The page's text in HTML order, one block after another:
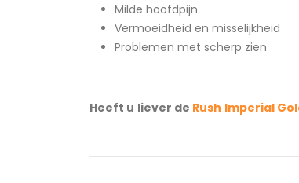
Milde hoofdpijn
Vermoeidheid en misselijkheid
Problemen met scherp zien
Heeft u liever de Rush Imperial